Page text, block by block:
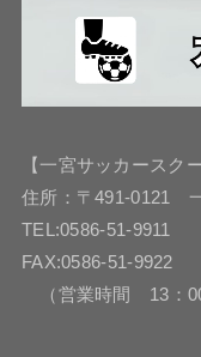
【一宮サッカースク
住所：〒491-0121
TEL:0586-51-9911
FAX:0586-51-9922
（営業時間 13：